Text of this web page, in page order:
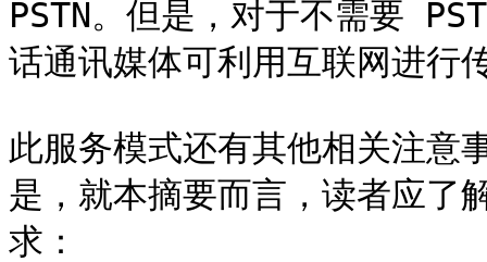
PSTN。但是，对于不需要
话通讯媒体可利用互联网进行
此服务模式还有其他相关注意
是，就本摘要而言，读者应了
求：